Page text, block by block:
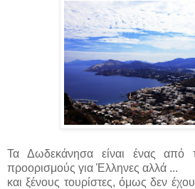
Τα Δωδεκάνησα είναι ένας από
προορισμούς για Έλληνες αλλά ...
και ξένους τουρίστες, όμως δεν